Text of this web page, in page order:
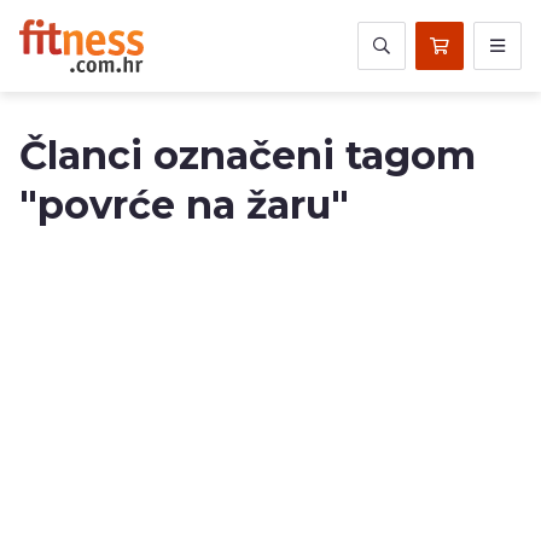
Članci označeni tagom
"povrće na žaru"